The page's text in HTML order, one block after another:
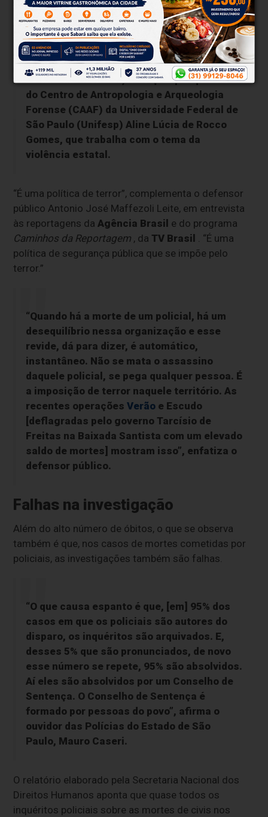
“A maioria [das vítimas] estava com a mão
na cabeça ou de costas, muitas vezes já
abaixada e rendida”, reforça a pesquisadora
do Centro de Antropologia e Arqueologia
Forense (CAAF) da Universidade Federal de
São Paulo (Unifesp) Aline Lúcia de Rocco
Gomes, que trabalha com o tema da
violência estatal.
“É uma política de terror”, complementa o defensor
público Antonio José Maffezoli Leite, em entrevista
às reportagens daAgência Brasil e do programa
Caminhos da Reportagem , da TV Brasil . “É uma
política de segurança pública que se impõe pelo
terror.”
“Quando há a morte de um policial, há um
desequilíbrio nessa organização e esse
revide, dá para dizer, é automático,
instantâneo. Não se mata o assassino
daquele policial, se pega qualquer pessoa. É
a imposição de terror naquele território. As
recentes operações Verãoe Escudo
[deflagradas pelo governo Tarcísio de
Freitas na Baixada Santista com um elevado
saldo de mortes] mostram isso”, enfatiza o
defensor público.
Falhas na investigação
Além do alto número de óbitos, o que se observa
também é que, nos casos de mortes cometidas por
policiais, as investigações também são falhas.
“O que causa espanto é que, [em] 95% dos
casos em que os policiais são autores do
disparo, os inquéritos são arquivados. E,
desses 5% que são pronunciados, de novo
esse número se repete, 95% são absolvidos.
Aí eles são absolvidos por um Conselho de
Sentença. O Conselho de Sentença é
formado por pessoas do povo”, afirma o
ouvidor das Polícias do Estado de São
Paulo, Mauro Caseri.
O relatório elaborado pela Secretaria Nacional dos
Direitos Humanos aponta que quase todos os
inquéritos policiais sobre as mortes de civis nos